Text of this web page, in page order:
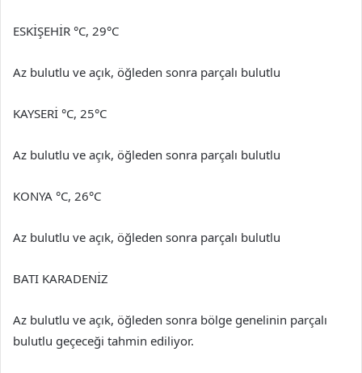
ESKİŞEHİR °C, 29°C
Az bulutlu ve açık, öğleden sonra parçalı bulutlu
KAYSERİ °C, 25°C
Az bulutlu ve açık, öğleden sonra parçalı bulutlu
KONYA °C, 26°C
Az bulutlu ve açık, öğleden sonra parçalı bulutlu
BATI KARADENİZ
Az bulutlu ve açık, öğleden sonra bölge genelinin parçalı
bulutlu geçeceği tahmin ediliyor.